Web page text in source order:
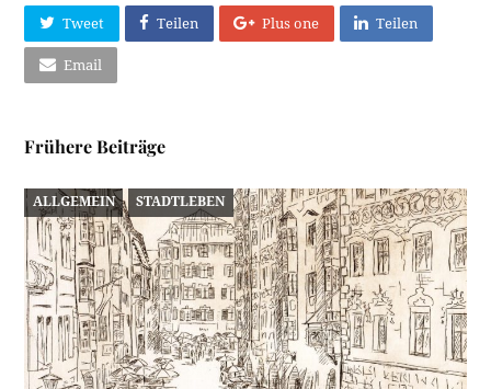
Tweet Teilen Plus one Teilen
Email
Frühere Beiträge
ALLGEMEIN STADTLEBEN